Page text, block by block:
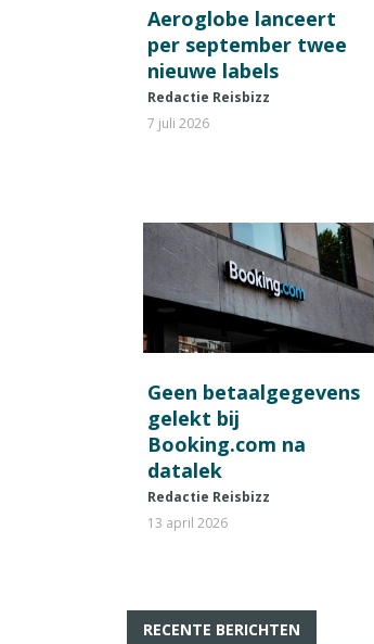
Aeroglobe lanceert
per september twee
nieuwe labels
Redactie Reisbizz
7 juli 2026
Geen betaalgegevens
gelekt bij
Booking.com na
datalek
Redactie Reisbizz
13 april 2026
RECENTE BERICHTEN